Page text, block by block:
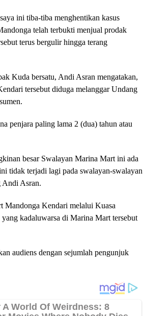
ini tiba-tiba menghentikan kasus
telah terbukti menjual prodak
terus bergulir hingga terang
Kuda bersatu, Andi Asran mengatakan,
tersebut diduga melanggar Undang
penjara paling lama 2 (dua) tahun atau
besar Swalayan Marina Mart ini ada
tidak terjadi lagi pada swalayan-swalayan
Andi Asran.
Mandonga Kendari melalui Kuasa
kadaluwarsa di Marina Mart tersebut
audiens dengan sejumlah pengunjuk